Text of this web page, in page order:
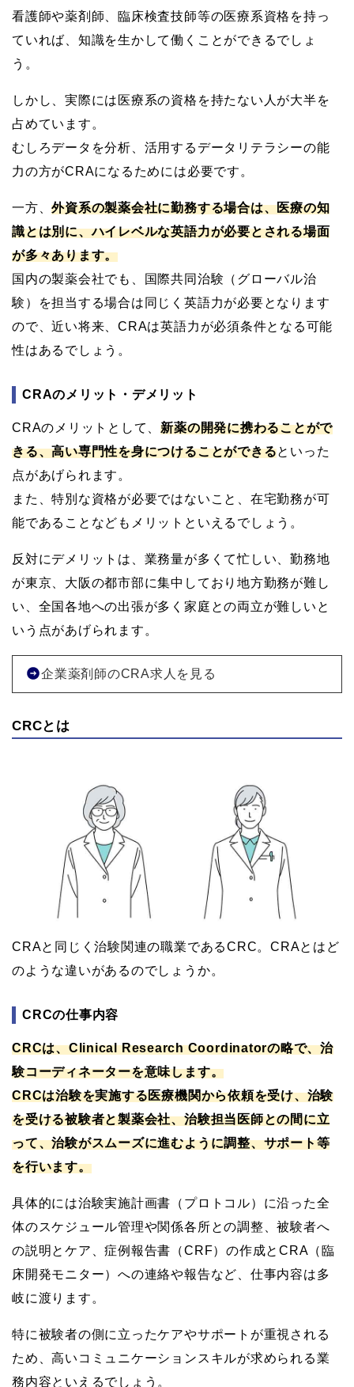
看護師や薬剤師、臨床検査技師等の医療系資格を持っ
ていれば、知識を生かして働くことができるでしょ
う。
しかし、実際には医療系の資格を持たない人が大半を
占めています。
むしろデータを分析、活用するデータリテラシーの能
力の方がCRAになるためには必要です。
一方、外資系の製薬会社に勤務する場合は、医療の知
識とは別に、ハイレベルな英語力が必要とされる場面
が多々あります。
国内の製薬会社でも、国際共同治験（グローバル治
験）を担当する場合は同じく英語力が必要となります
ので、近い将来、CRAは英語力が必須条件となる可能
性はあるでしょう。
CRAのメリット・デメリット
CRAのメリットとして、新薬の開発に携わることがで
きる、高い専門性を身につけることができるといった
点があげられます。
また、特別な資格が必要ではないこと、在宅勤務が可
能であることなどもメリットといえるでしょう。
反対にデメリットは、業務量が多くて忙しい、勤務地
が東京、大阪の都市部に集中しており地方勤務が難し
い、全国各地への出張が多く家庭との両立が難しいと
いう点があげられます。
企業薬剤師のCRA求人を見る
CRCとは
CRAと同じく治験関連の職業であるCRC。CRAとはど
のような違いがあるのでしょうか。
CRCの仕事内容
CRCは、Clinical Research Coordinatorの略で、治
験コーディネーターを意味します。
CRCは治験を実施する医療機関から依頼を受け、治験
を受ける被験者と製薬会社、治験担当医師との間に立
って、治験がスムーズに進むように調整、サポート等
を行います。
具体的には治験実施計画書（プロトコル）に沿った全
体のスケジュール管理や関係各所との調整、被験者へ
の説明とケア、症例報告書（CRF）の作成とCRA（臨
床開発モニター）への連絡や報告など、仕事内容は多
岐に渡ります。
特に被験者の側に立ったケアやサポートが重視される
ため、高いコミュニケーションスキルが求められる業
務内容といえるでしょう。